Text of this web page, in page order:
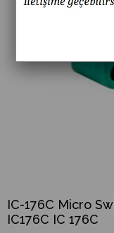
IC-176C Micro
IC176C IC 176C